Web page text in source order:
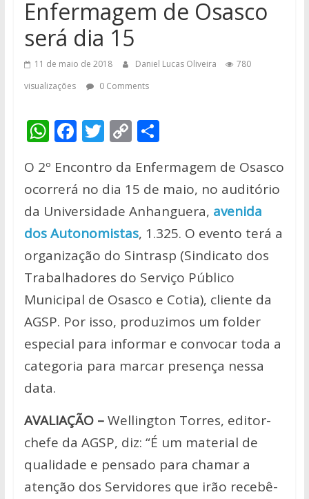
Enfermagem de Osasco
será dia 15
11 de maio de 2018 Daniel Lucas Oliveira
780
visualizações
0 Comments
W
at
s
A
p
p
F
e
b
o
o
k
T
itt
er
C
p
y
Li
n
k
S
ar
e
O 2º Encontro da Enfermagem de Osasco
ocorrerá no dia 15 de maio, no auditório
da Universidade Anhanguera, avenida
dos Autonomistas, 1.325. O evento terá a
organização do Sintrasp (Sindicato dos
Trabalhadores do Serviço Público
Municipal de Osasco e Cotia), cliente da
AGSP. Por isso, produzimos um folder
especial para informar e convocar toda a
categoria para marcar presença nessa
data.
AVALIAÇÃO –Wellington Torres, editor-
chefe da AGSP, diz: “É um material de
qualidade e pensado para chamar a
atenção dos Servidores que irão recebê-